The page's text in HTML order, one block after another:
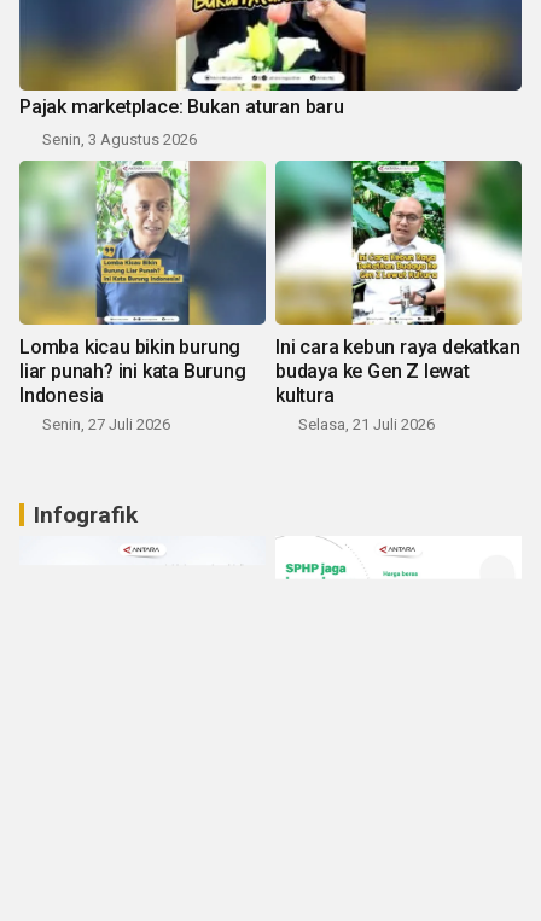
Pajak marketplace: Bukan aturan baru
Senin, 3 Agustus 2026
Lomba kicau bikin burung
liar punah? ini kata Burung
Indonesia
Senin, 27 Juli 2026
Ini cara kebun raya dekatkan
budaya ke Gen Z lewat
kultura
Selasa, 21 Juli 2026
Infografik